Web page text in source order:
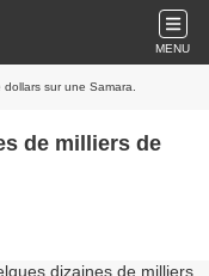
MENU
sur une Samara.
de milliers de